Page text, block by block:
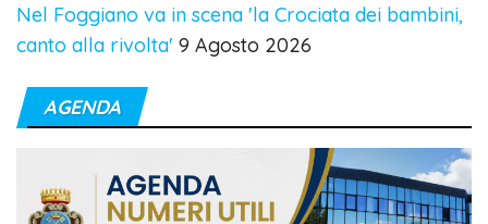
Nel Foggiano va in scena 'la Crociata dei bambini,
canto alla rivolta' 9 Agosto 2026
AGENDA